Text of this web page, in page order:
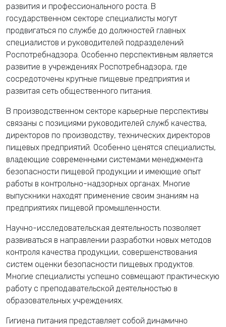
развития и профессионального роста. В
государственном секторе специалисты могут
продвигаться по службе до должностей главных
специалистов и руководителей подразделений
Роспотребнадзора. Особенно перспективным является
развитие в учреждениях Роспотребнадзора, где
сосредоточены крупные пищевые предприятия и
развитая сеть общественного питания.
В производственном секторе карьерные перспективы
связаны с позициями руководителей служб качества,
директоров по производству, технических директоров
пищевых предприятий. Особенно ценятся специалисты,
владеющие современными системами менеджмента
безопасности пищевой продукции и имеющие опыт
работы в контрольно-надзорных органах. Многие
выпускники находят применение своим знаниям на
предприятиях пищевой промышленности.
Научно-исследовательская деятельность позволяет
развиваться в направлении разработки новых методов
контроля качества продукции, совершенствования
систем оценки безопасности пищевых продуктов.
Многие специалисты успешно совмещают практическую
работу с преподавательской деятельностью в
образовательных учреждениях.
Гигиена питания представляет собой динамично